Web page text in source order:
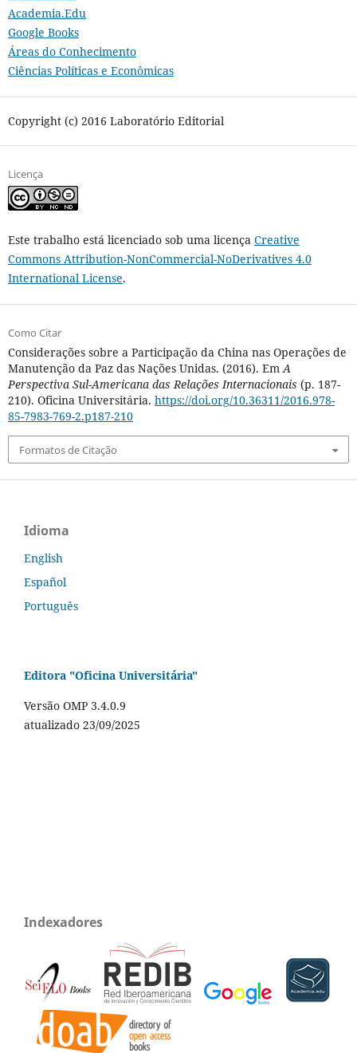
Academia.Edu
Google Books
Áreas do Conhecimento
Ciências Políticas e Econômicas
Copyright (c) 2016 Laboratório Editorial
Licença
Este trabalho está licenciado sob uma licença Creative
Commons Attribution-NonCommercial-NoDerivatives 4.0
International License.
Como Citar
Considerações sobre a Participação da China nas Operações de
Manutenção da Paz das Nações Unidas. (2016). EmA
Perspectiva Sul-Americana das Relações Internacionais (p. 187-
210). Oficina Universitária. https://doi.org/10.36311/2016.978-
85-7983-769-2.p187-210
Formatos de Citação
Idioma
English
Español
Português
Editora "Oficina Universitária"
Versão OMP 3.4.0.9
atualizado 23/09/2025
Indexadores